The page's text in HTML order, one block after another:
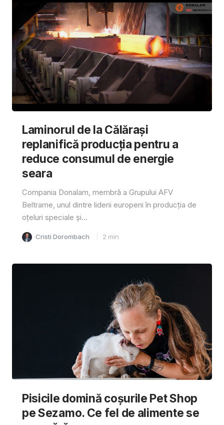
Laminorul de la Călărași
replanifică producția pentru a
reduce consumul de energie
seara
Compania Donalam, membră a Grupului AFV
Beltrame, unul dintre liderii europeni în producția de
oțeluri speciale și...
Cristi Dorombach 2 min
Pisicile domină coșurile Pet Shop
pe Sezamo. Ce fel de alimente se